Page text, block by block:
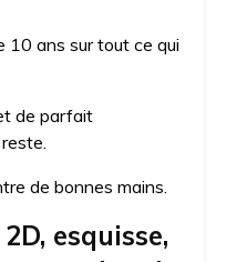
10 ans sur tout ce qui
de parfait
de bonnes mains.
esquisse,